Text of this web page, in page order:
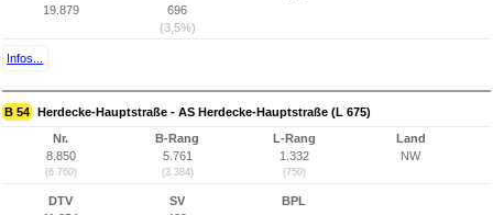
19.879
696
(3,5%)
Infos...
B 54 Herdecke-Hauptstraße - AS Herdecke-Hauptstraße (L 675)
Nr.
8.850
(6.760)
B-Rang
5.761
(3.384)
L-Rang
1.332
(750)
Land
NW
DTV
SV
BPL